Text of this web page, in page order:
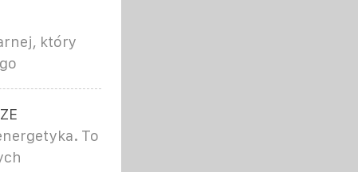
który
To